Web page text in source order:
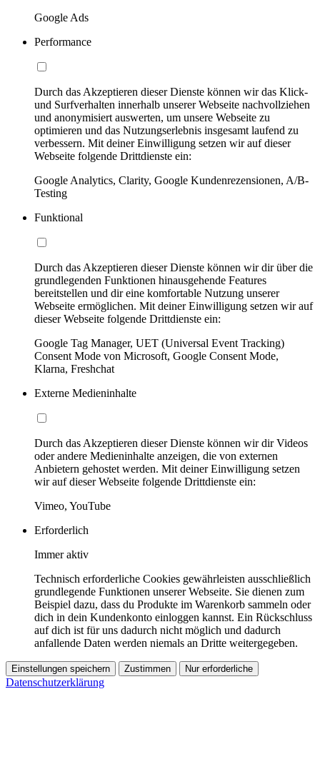
Google Ads
Performance
Durch das Akzeptieren dieser Dienste können wir das Klick-
und Surfverhalten innerhalb unserer Webseite nachvollziehen
und anonymisiert auswerten, um unsere Webseite zu
optimieren und das Nutzungserlebnis insgesamt laufend zu
verbessern. Mit deiner Einwilligung setzen wir auf dieser
Webseite folgende Drittdienste ein:
Google Analytics, Clarity, Google Kundenrezensionen, A/B-
Testing
Funktional
Durch das Akzeptieren dieser Dienste können wir dir über die
grundlegenden Funktionen hinausgehende Features
bereitstellen und dir eine komfortable Nutzung unserer
Webseite ermöglichen. Mit deiner Einwilligung setzen wir auf
dieser Webseite folgende Drittdienste ein:
Google Tag Manager, UET (Universal Event Tracking)
Consent Mode von Microsoft, Google Consent Mode,
Klarna, Freshchat
Externe Medieninhalte
Durch das Akzeptieren dieser Dienste können wir dir Videos
oder andere Medieninhalte anzeigen, die von externen
Anbietern gehostet werden. Mit deiner Einwilligung setzen
wir auf dieser Webseite folgende Drittdienste ein:
Vimeo, YouTube
Erforderlich
Immer aktiv
Technisch erforderliche Cookies gewährleisten ausschließlich
grundlegende Funktionen unserer Webseite. Sie dienen zum
Beispiel dazu, dass du Produkte im Warenkorb sammeln oder
dich in dein Kundenkonto einloggen kannst. Ein Rückschluss
auf dich ist für uns dadurch nicht möglich und dadurch
anfallende Daten werden niemals an Dritte weitergegeben.
Einstellungen speichern Zustimmen Nur erforderliche
Datenschutzerklärung